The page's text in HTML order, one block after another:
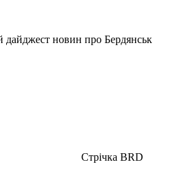
новин про Бердянськ
Стрічка BRD